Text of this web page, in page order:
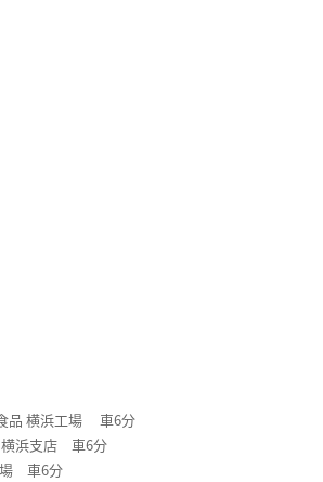
品 横浜工場 車6分
横浜支店 車6分
場 車6分